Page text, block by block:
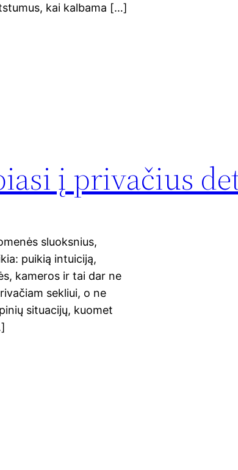
kai kalbama […]
į privačius
sluoksnius,
puikią intuiciją,
kameros ir tai dar ne
sekliui, o ne
situacijų, kuomet